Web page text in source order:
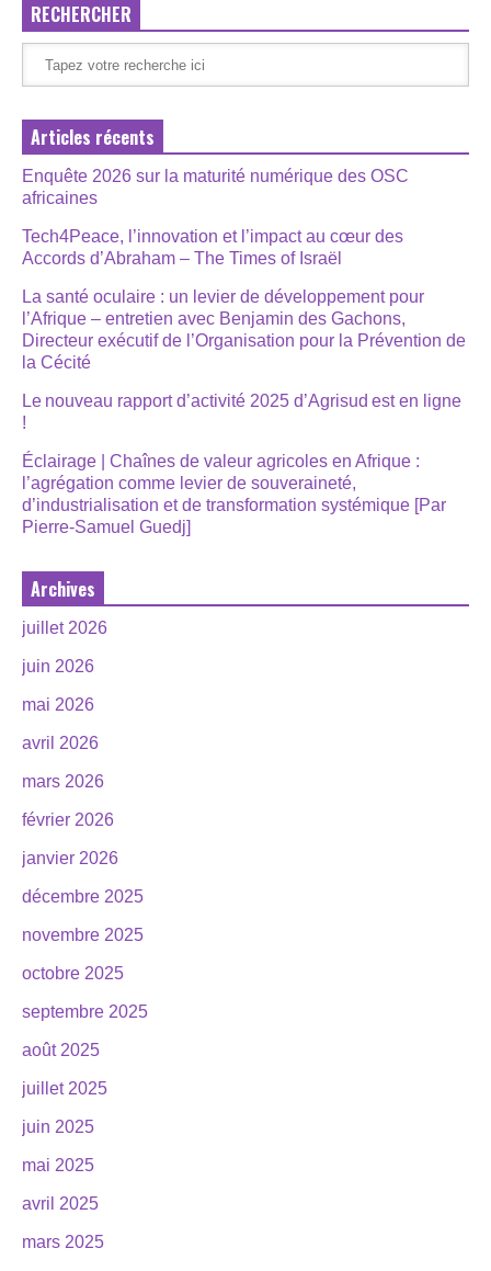
RECHERCHER
Articles récents
Enquête 2026 sur la maturité numérique des OSC
africaines
Tech4Peace, l’innovation et l’impact au cœur des
Accords d’Abraham – The Times of Israël
La santé oculaire : un levier de développement pour
l’Afrique – entretien avec Benjamin des Gachons,
Directeur exécutif de l’Organisation pour la Prévention de
la Cécité
Le nouveau rapport d’activité 2025 d’Agrisud est en ligne
!
Éclairage | Chaînes de valeur agricoles en Afrique :
l’agrégation comme levier de souveraineté,
d’industrialisation et de transformation systémique [Par
Pierre-Samuel Guedj]
Archives
juillet 2026
juin 2026
mai 2026
avril 2026
mars 2026
février 2026
janvier 2026
décembre 2025
novembre 2025
octobre 2025
septembre 2025
août 2025
juillet 2025
juin 2025
mai 2025
avril 2025
mars 2025